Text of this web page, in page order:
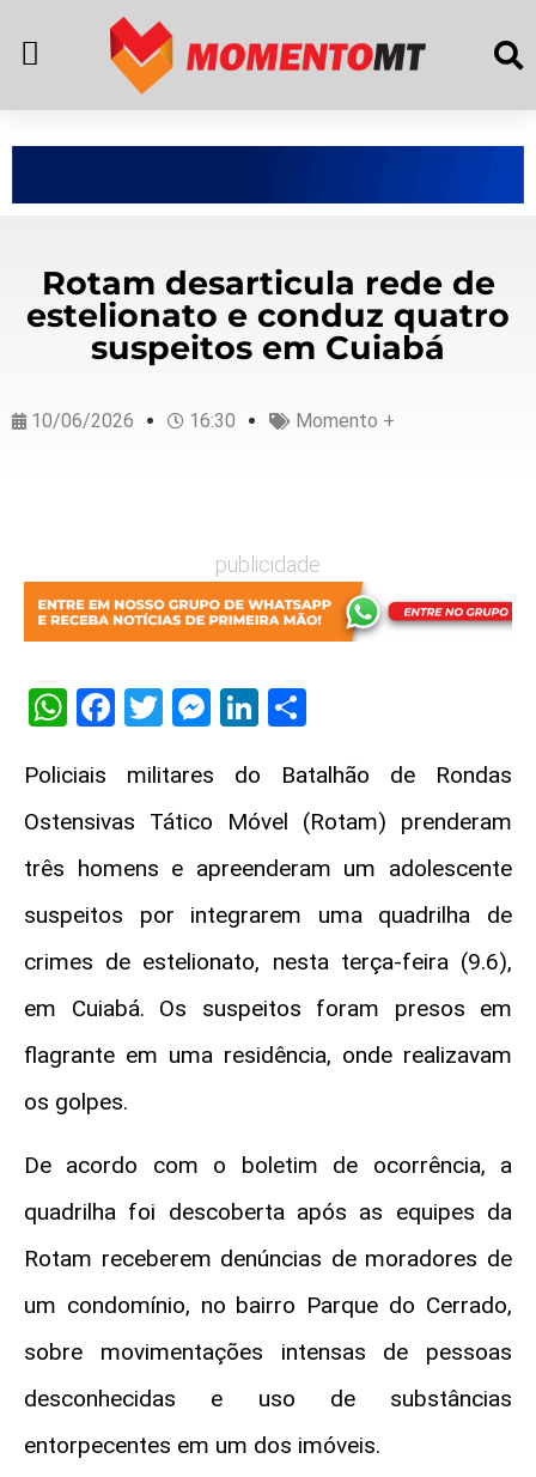
Rotam desarticula rede de
estelionato e conduz quatro
suspeitos em Cuiabá
10/06/2026 16:30 Momento +
publicidade
WhatsApp
Facebook
Twitter
Messenger
LinkedIn
Policiais militares do Batalhão de Rondas
Ostensivas Tático Móvel (Rotam) prenderam
três homens e apreenderam um adolescente
suspeitos por integrarem uma quadrilha de
crimes de estelionato, nesta terça-feira (9.6),
em Cuiabá. Os suspeitos foram presos em
flagrante em uma residência, onde realizavam
os golpes.
De acordo com o boletim de ocorrência, a
quadrilha foi descoberta após as equipes da
Rotam receberem denúncias de moradores de
um condomínio, no bairro Parque do Cerrado,
sobre movimentações intensas de pessoas
desconhecidas e uso de substâncias
entorpecentes em um dos imóveis.